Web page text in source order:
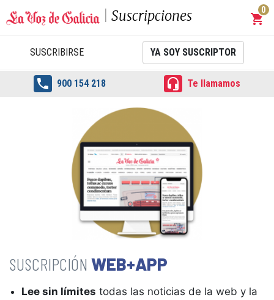
Suscripciones shopping_cart
0
SUSCRIBIRSE YA SOY SUSCRIPTOR
 900 154 218  Te llamamos
WEB+APP
Lee sin límites todas las noticias de la web y la